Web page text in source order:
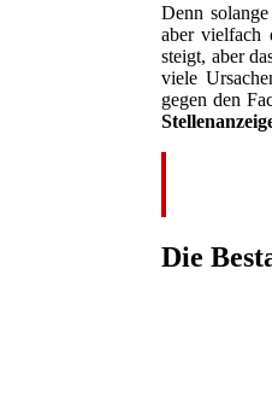
Denn
aber vielfach
steigt, aber
viele
gegen den
Die